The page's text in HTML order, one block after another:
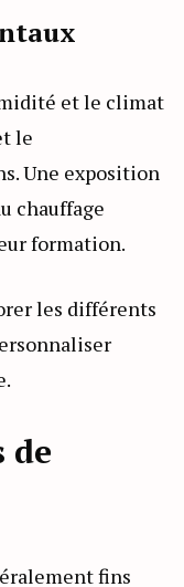
et le climat
le
Une exposition
chauffage
formation.
les différents
de
fins